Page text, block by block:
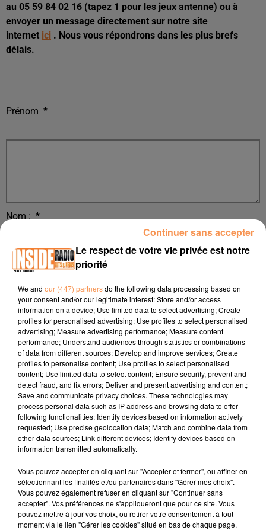
au 05 59 84 02 16 (tapez 1 pour les jeux antenne) ou à
envoyer un message directement sur notre site
internet ici . Nous vous répondrons dans les plus brefs
délais.
Prénom *
Nom : *
E-mail*
Soumettre le formulaire
Le respect de votre vie privée est notre
priorité
We and our (447) partnersdo the following data processing based on
your consent and/or our legitimate interest: Store and/or access
information on a device; Use limited data to select advertising; Create
profiles for personalised advertising; Use profiles to select personalised
advertising; Measure advertising performance; Measure content
performance; Understand audiences through statistics or combinations
of data from different sources; Develop and improve services; Create
profiles to personalise content; Use profiles to select personalised
content; Use limited data to select content; Ensure security, prevent and
detect fraud, and fix errors; Deliver and present advertising and content;
Save and communicate privacy choices. These technologies may
process personal data such as IP address and browsing data to offer
following functionalities: Identify devices based on information actively
requested; Use precise geolocation data; Match and combine data from
other data sources; Link different devices; Identify devices based on
information transmitted automatically.
Vous pouvez accepter en cliquant sur "Accepter et fermer", ou affiner en
sélectionnant les finalités et/ou partenaires dans "Gérer mes choix".
Vous pouvez également refuser en cliquant sur "Continuer sans
accepter". Vos préférences ne s'appliqueront que pour ce site. Vous
pouvez mettre à jour vos choix, ou retirer votre consentement à tout
moment via le lien "Gérer les cookies" situé en bas de chaque page.
Continuer sans accepter